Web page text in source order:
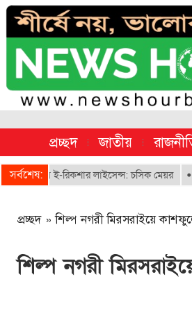
প্রচ্ছদ জাতীয়
সর্বশেষ:
ই-রিকশার লাইসেন্স: চসিক মেয়র জুলাই
প্রচ্ছদ »শিল্প নগরী মিরসরাইয়ে
শিল্প নগরী